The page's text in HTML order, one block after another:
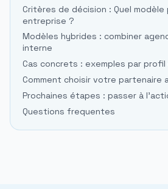
Critères de décision : Quel
entreprise ?
Modèles hybrides : combiner
interne
Cas concrets : exemples par
Comment choisir votre partenaire
Prochaines étapes : passer à
Questions frequentes